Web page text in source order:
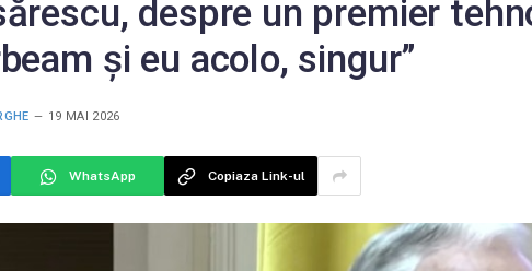
despre un premier
și eu acolo, singur”
19 MAI 2026
WhatsApp Copiaza Link-ul